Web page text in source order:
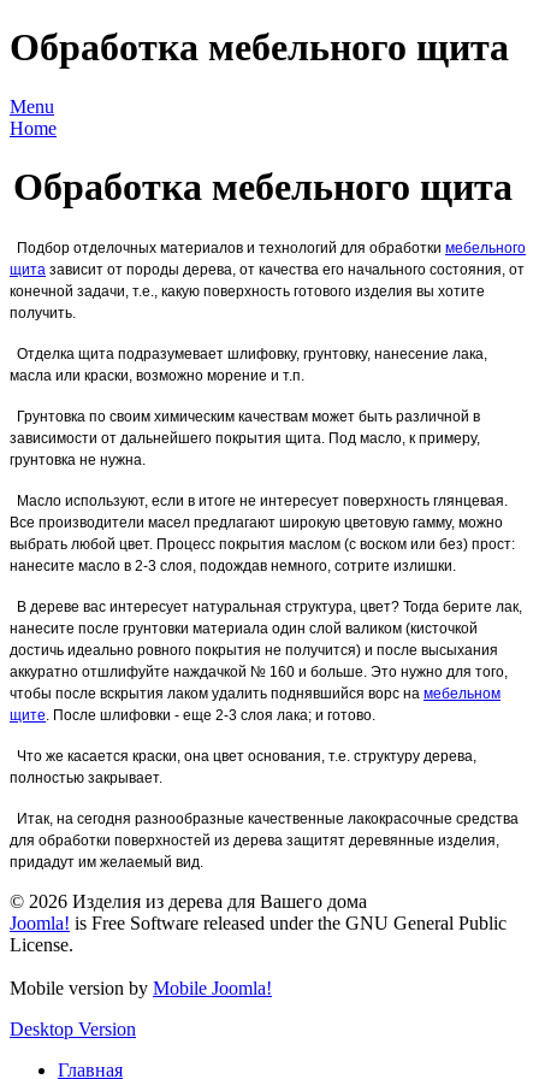
Обработка мебельного щита
Menu
Home
Обработка мебельного щита
Подбор отделочных материалов и технологий для обработки мебельного
щита зависит от породы дерева, от качества его начального состояния, от
конечной задачи, т.е., какую поверхность готового изделия вы хотите
получить.
Отделка щита подразумевает шлифовку, грунтовку, нанесение лака,
масла или краски, возможно морение и т.п.
Грунтовка по своим химическим качествам может быть различной в
зависимости от дальнейшего покрытия щита. Под масло, к примеру,
грунтовка не нужна.
Масло используют, если в итоге не интересует поверхность глянцевая.
Все производители масел предлагают широкую цветовую гамму, можно
выбрать любой цвет. Процесс покрытия маслом (с воском или без) прост:
нанесите масло в 2-3 слоя, подождав немного, сотрите излишки.
В дереве вас интересует натуральная структура, цвет? Тогда берите лак,
нанесите после грунтовки материала один слой валиком (кисточкой
достичь идеально ровного покрытия не получится) и после высыхания
аккуратно отшлифуйте наждачкой № 160 и больше. Это нужно для того,
чтобы после вскрытия лаком удалить поднявшийся ворс на мебельном
щите . После шлифовки - еще 2-3 слоя лака; и готово.
Что же касается краски, она цвет основания, т.е. структуру дерева,
полностью закрывает.
Итак, на сегодня разнообразные качественные лакокрасочные средства
для обработки поверхностей из дерева защитят деревянные изделия,
придадут им желаемый вид.
© 2026 Изделия из дерева для Вашего дома
Joomla! is Free Software released under the GNU General Public
License.
Mobile version by Mobile Joomla!
Desktop Version
Главная